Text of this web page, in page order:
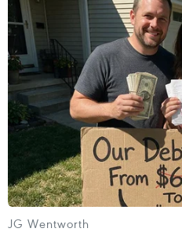
Tương lai hợp tác
thời Tổng thống Mỹ
25/02/2021 08:12
Bề ngoài, quan hệ Mỹ-Nga
vọng, tuy nhiên, tương lai
thời chính quyền Joe Biden
nền tảng hợp tác ổn định.
JG Wentworth